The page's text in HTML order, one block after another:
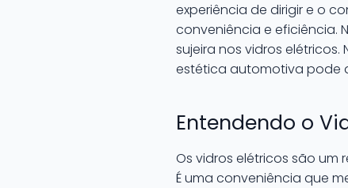
experiência de dirigir e o
conveniência e eficiência.
sujeira nos vidros
estética automotiva pode
Entendendo o
Os vidros elétricos são
É uma conveniência que